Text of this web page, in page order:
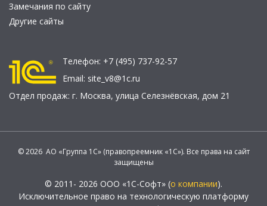
Замечания по сайту
Другие сайты
Телефон: +7 (495) 737-92-57
Email: site_v8@1c.ru
Отдел продаж: г. Москва, улица Селезнёвская, дом 21
© 2026 АО «Группа 1С» (правопреемник «1С»). Все права на сайт
защищены
© 2011- 2026 ООО «1С-Софт» (о компании).
Исключительное право на технологическую платформу